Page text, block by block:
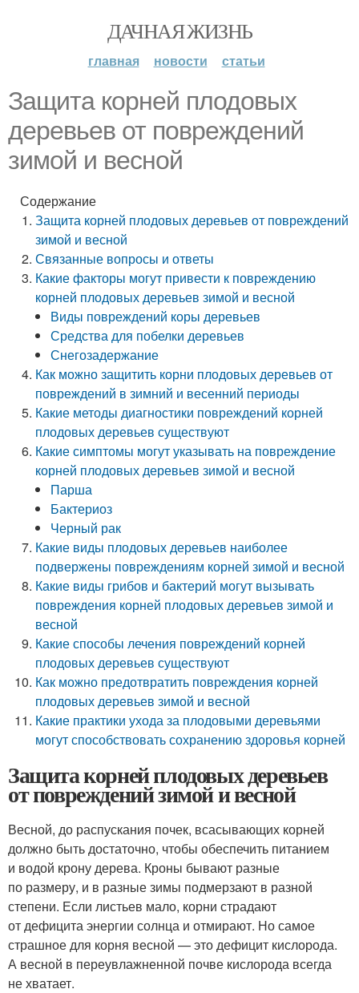
ДАЧНАЯ ЖИЗНЬ
главная новости статьи
Защита корней плодовых
деревьев от повреждений
зимой и весной
Содержание
Защита корней плодовых деревьев от повреждений
зимой и весной
Связанные вопросы и ответы
Какие факторы могут привести к повреждению
корней плодовых деревьев зимой и весной
Виды повреждений коры деревьев
Средства для побелки деревьев
Снегозадержание
Как можно защитить корни плодовых деревьев от
повреждений в зимний и весенний периоды
Какие методы диагностики повреждений корней
плодовых деревьев существуют
Какие симптомы могут указывать на повреждение
корней плодовых деревьев зимой и весной
Парша
Бактериоз
Черный рак
Какие виды плодовых деревьев наиболее
подвержены повреждениям корней зимой и весной
Какие виды грибов и бактерий могут вызывать
повреждения корней плодовых деревьев зимой и
весной
Какие способы лечения повреждений корней
плодовых деревьев существуют
Как можно предотвратить повреждения корней
плодовых деревьев зимой и весной
Какие практики ухода за плодовыми деревьями
могут способствовать сохранению здоровья корней
Защита корней плодовых деревьев
от повреждений зимой и весной
Весной, до распускания почек, всасывающих корней
должно быть достаточно, чтобы обеспечить питанием
и водой крону дерева. Кроны бывают разные
по размеру, и в разные зимы подмерзают в разной
степени. Если листьев мало, корни страдают
от дефицита энергии солнца и отмирают. Но самое
страшное для корня весной — это дефицит кислорода.
А весной в переувлажненной почве кислорода всегда
не хватает.